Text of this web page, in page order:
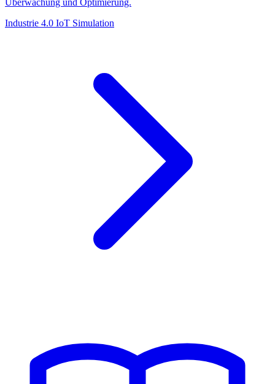
Überwachung und Optimierung.
Industrie 4.0 IoT Simulation